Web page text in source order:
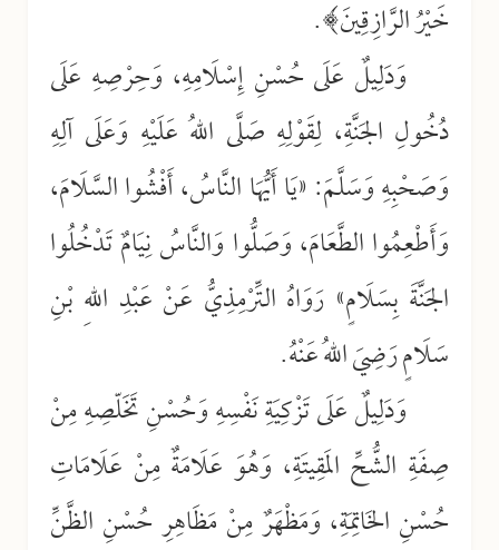
خَيْرُ الرَّازِقِينَ﴾.
وَدَلِيلٌ عَلَى حُسْنِ إِسْلَامِهِ، وَحِرْصِهِ عَلَى
دُخُولِ الجَنَّةِ، لِقَوْلِهِ صَلَّى اللهُ عَلَيْهِ وَعَلَى آلِهِ
وَصَحْبِهِ وَسَلَّمَ: «يَا أَيُّهَا النَّاسُ، أَفْشُوا السَّلَامَ،
وَأَطْعِمُوا الطَّعَامَ، وَصَلُّوا وَالنَّاسُ نِيَامٌ تَدْخُلُوا
الجَنَّةَ بِسَلَامٍ» رَوَاهُ التِّرْمِذِيُّ عَنْ عَبْدِ اللهِ بْنِ
سَلَامٍ رَضِيَ اللهُ عَنْهُ.
وَدَلِيلٌ عَلَى تَزْكِيَةِ نَفْسِهِ وَحُسْنِ تَخَلّصِهِ مِنْ
صِفَةِ الشُّحِّ المَقِيتَةِ، وَهُوَ عَلَامَةٌ مِنْ عَلَامَاتِ
حُسْنِ الخَاتِمَةِ، وَمَظْهَرٌ مِنْ مَظَاهِرِ حُسْنِ الظَّنِّ